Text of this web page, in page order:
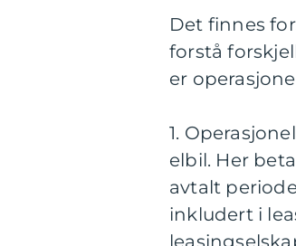
Det finnes
forstå
er
1.
elbil. Her
avtalt
inkludert i